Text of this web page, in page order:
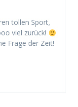
tollen Sport,
viel zurück!
Frage der Zeit!